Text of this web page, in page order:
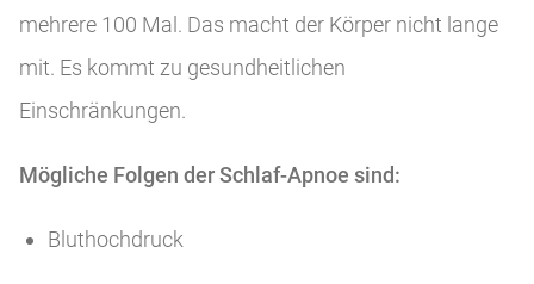
mehrere 100 Mal. Das macht der Körper nicht lange
mit. Es kommt zu gesundheitlichen
Einschränkungen.
Mögliche Folgen der Schlaf-Apnoe sind:
Bluthochdruck